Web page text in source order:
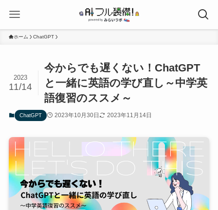
ホーム ChatGPT
今からでも遅くない！ChatGPT
と一緒に英語の学び直し～中学英
語復習のススメ～
2023
11/14
ChatGPT 2023年10月30日 2023年11月14日